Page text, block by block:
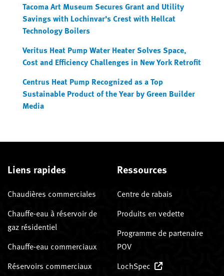
Tacoma Art Museum Secures Grant and Utility
Savings with Lochinvar’s Crest with Hellcat
Technology Boilers
Veritus Heat Pump Water Heater Solves Space,
Cost and Efficiency Challenges in New York Retrofit
Centrus Heat Pump Recognized as a Top
Sustainable Product of the Year by Green Builder
Media
Liens rapides
Chaudières commerciales
Chauffe-eau à réservoir de
gaz résidentiel
Chauffe-eau commerciaux
Réservoirs commerciaux
Ressources
Centre de rabais
Produits en vedette
Programme de partenaire
POV
LochSpec